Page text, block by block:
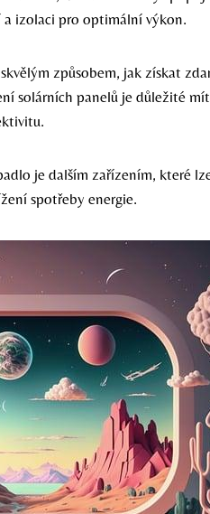
izolaci pro optimální výkon.
způsobem, jak získat
solárních panelů je důležité
je dalším zařízením, které
spotřeby energie.